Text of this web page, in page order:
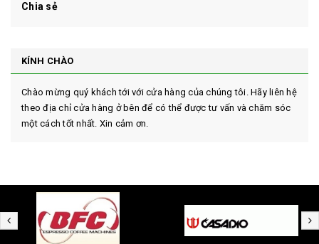
Chia sẻ
KÍNH CHÀO
Chào mừng quý khách tới với cửa hàng của chúng tôi. Hãy liên hệ
theo địa chỉ cửa hàng ở bên để có thể được tư vấn và chăm sóc
một cách tốt nhất. Xin cảm ơn.